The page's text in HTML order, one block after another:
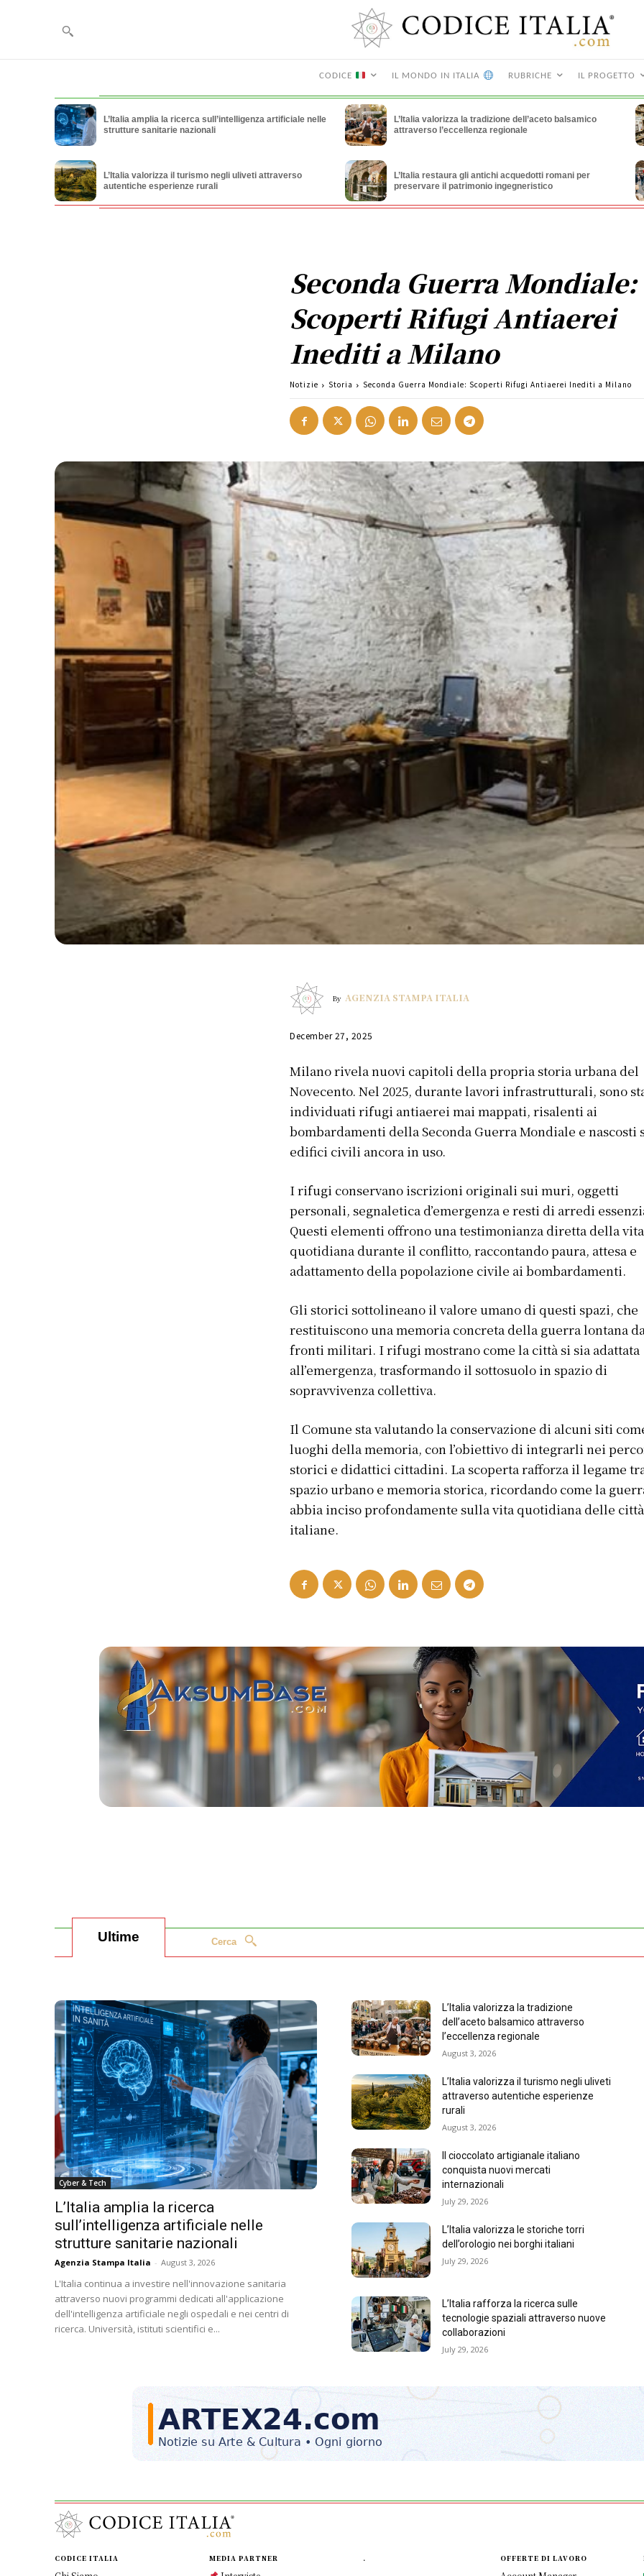
CODICE IL MONDO IN ITALIA RUBRICHE IL PROGETTO
L’Italia amplia la ricerca sull’intelligenza artificiale nelle
strutture sanitarie nazionali
L’Italia valorizza la tradizione dell’aceto balsamico
attraverso l’eccellenza regionale
L’Italia valorizza il turismo negli uliveti attraverso
autentiche esperienze rurali
L’Italia restaura gli antichi acquedotti romani per
preservare il patrimonio ingegneristico
Seconda Guerra Mondiale:
Scoperti Rifugi Antiaerei
Inediti a Milano
Notizie Storia Seconda Guerra Mondiale: Scoperti Rifugi Antiaerei Inediti a Milano
By AGENZIA STAMPA ITALIA
December 27, 2025
Milano rivela nuovi capitoli della propria storia urbana del
Novecento. Nel 2025, durante lavori infrastrutturali, sono
individuati rifugi antiaerei mai mappati, risalenti ai
bombardamenti della Seconda Guerra Mondiale e nascosti
edifici civili ancora in uso.
I rifugi conservano iscrizioni originali sui muri, oggetti
personali, segnaletica d’emergenza e resti di arredi
Questi elementi offrono una testimonianza diretta della vita
quotidiana durante il conflitto, raccontando paura, attesa e
adattamento della popolazione civile ai bombardamenti.
Gli storici sottolineano il valore umano di questi spazi, che
restituiscono una memoria concreta della guerra lontana
fronti militari. I rifugi mostrano come la città si sia adattata
all’emergenza, trasformando il sottosuolo in spazio di
sopravvivenza collettiva.
Il Comune sta valutando la conservazione di alcuni siti
luoghi della memoria, con l’obiettivo di integrarli nei
storici e didattici cittadini. La scoperta rafforza il legame
spazio urbano e memoria storica, ricordando come la
abbia inciso profondamente sulla vita quotidiana delle città
italiane.
Ultime Cerca
Cyber & Tech
L’Italia amplia la ricerca
sull’intelligenza artificiale nelle
strutture sanitarie nazionali
Agenzia Stampa Italia - August 3, 2026
L'Italia continua a investire nell'innovazione sanitaria
attraverso nuovi programmi dedicati all'applicazione
dell'intelligenza artificiale negli ospedali e nei centri di
ricerca. Università, istituti scientifici e...
L’Italia valorizza la tradizione
dell’aceto balsamico attraverso
l’eccellenza regionale
August 3, 2026
L’Italia valorizza il turismo negli uliveti
attraverso autentiche esperienze
rurali
August 3, 2026
Il cioccolato artigianale italiano
conquista nuovi mercati
internazionali
July 29, 2026
L’Italia valorizza le storiche torri
dell’orologio nei borghi italiani
July 29, 2026
L’Italia rafforza la ricerca sulle
tecnologie spaziali attraverso nuove
collaborazioni
July 29, 2026
CODICE ITALIA MEDIA PARTNER . OFFERTE DI LAVORO